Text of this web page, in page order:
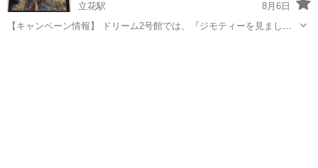
立花駅
8月6日
【キャンペーン情報】 ドリーム2号館では、『ジモティーを見まし